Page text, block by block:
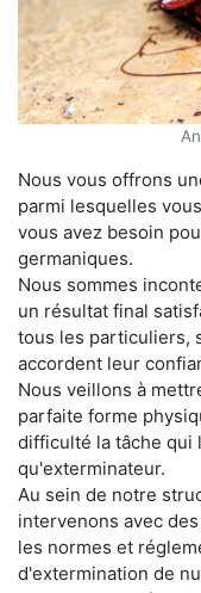
Nous vous offrons
parmi lesquelles
vous avez besoin
germaniques.
Nous sommes
un résultat final
tous les particuliers,
accordent leur
Nous veillons à
parfaite forme
difficulté la tâche qui
qu'exterminateur.
Au sein de notre
intervenons avec
les normes et
d'extermination de